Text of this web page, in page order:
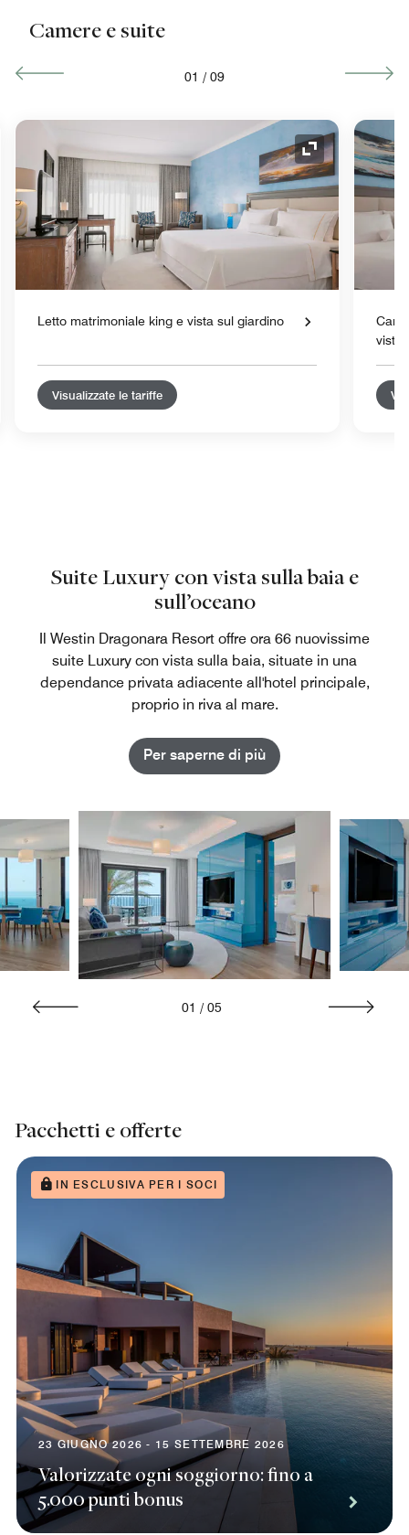
Camere e suite
01 / 09
Espansione Icona
Letto matrimoniale king e vista sul giardino
Visualizzate le tariffe
vista
Suite Luxury con vista sulla baia e
sull’oceano
Il Westin Dragonara Resort offre ora 66 nuovissime
suite Luxury con vista sulla baia, situate in una
dependance privata adiacente all'hotel principale,
proprio in riva al mare.
Per saperne di più
01 / 05
Pacchetti e offerte
IN ESCLUSIVA PER I SOCI
23 GIUGNO 2026 - 15 SETTEMBRE 2026
Valorizzate ogni soggiorno: fino a
5.000 punti bonus